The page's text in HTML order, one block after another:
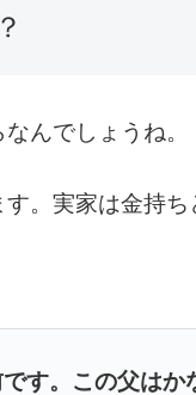
んでしょうね。
。 実家は金持ち
す。この父はか